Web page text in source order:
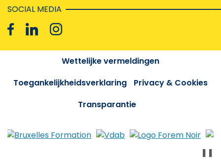
SOCIAL MEDIA
Wettelijke vermeldingen
Toegankelijkheidsverklaring
Privacy & Cookies
Transparantie
❚❚